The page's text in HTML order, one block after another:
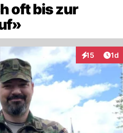
oft bis zur
15 1d